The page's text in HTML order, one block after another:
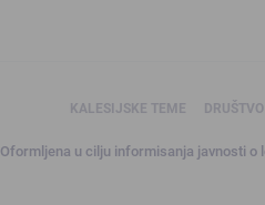
KALESIJSKE TEME
Oformljena u cilju informisanja javnosti o